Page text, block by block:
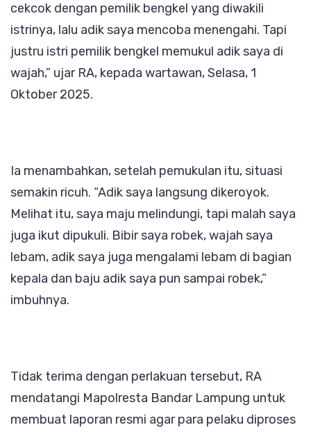
cekcok dengan pemilik bengkel yang diwakili
istrinya, lalu adik saya mencoba menengahi. Tapi
justru istri pemilik bengkel memukul adik saya di
wajah,” ujar RA, kepada wartawan, Selasa, 1
Oktober 2025.
Ia menambahkan, setelah pemukulan itu, situasi
semakin ricuh. “Adik saya langsung dikeroyok.
Melihat itu, saya maju melindungi, tapi malah saya
juga ikut dipukuli. Bibir saya robek, wajah saya
lebam, adik saya juga mengalami lebam di bagian
kepala dan baju adik saya pun sampai robek,”
imbuhnya.
Tidak terima dengan perlakuan tersebut, RA
mendatangi Mapolresta Bandar Lampung untuk
membuat laporan resmi agar para pelaku diproses